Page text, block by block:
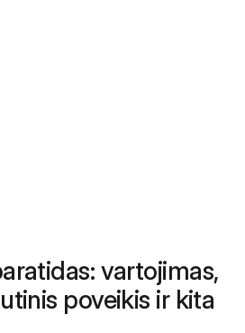
vartojimas,
poveikis ir kita